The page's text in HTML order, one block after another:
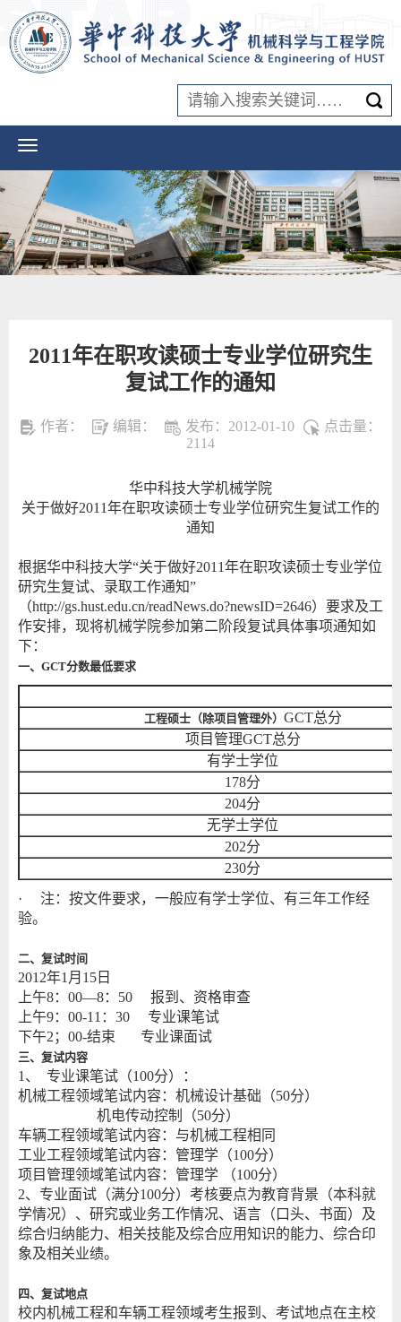
2011年在职攻读硕士专业学位研究生
复试工作的通知
作者： 编辑： 发布：2012-01-10
点击量：
2114
华中科技大学机械学院
关于做好2011年在职攻读硕士专业学位研究生复试工作的
通知
根据华中科技大学“关于做好2011年在职攻读硕士专业学位
研究生复试、录取工作通知”
（http://gs.hust.edu.cn/readNews.do?newsID=2646）要求及工
作安排，现将机械学院参加第二阶段复试具体事项通知如
下：
一、 GCT分数最低要求
工程硕士（除项目管理外） GCT总分
项目管理GCT总分
有学士学位
178分
204分
无学士学位
202分
230分
· 注：按文件要求，一般应有学士学位、有三年工作经
验。
二、复试时间
2012年1月15日
上午8：00—8：50 报到、资格审查
上午9：00-11：30 专业课笔试
下午2；00-结束 专业课面试
三、复试内容
1、 专业课笔试（100分）：
机械工程领域笔试内容：机械设计基础（50分）
机电传动控制（50分）
车辆工程领域笔试内容：与机械工程相同
工业工程领域笔试内容：管理学（100分）
项目管理领域笔试内容：管理学 （100分）
2、专业面试（满分100分）考核要点为教育背景（本科就
学情况）、研究或业务工作情况、语言（口头、书面）及
综合归纳能力、相关技能及综合应用知识的能力、综合印
象及相关业绩。
四、复试地点
校内机械工程和车辆工程领域考生报到、考试地点在主校